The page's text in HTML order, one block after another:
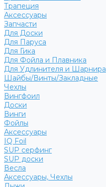
Трапеция
Аксессуары
Запчасти
Для Доски
Для Паруса
Для Гика
Для Фойла и Плавника
Для Удлинителя и Шарнира
Шайбы/Винты/Закладные
Чехлы
Вингфоил
Доски
Винги
Фойлы
Аксессуары
IQ Foil
SUP серфинг
SUP доски
Весла
Аксессуары, Чехлы